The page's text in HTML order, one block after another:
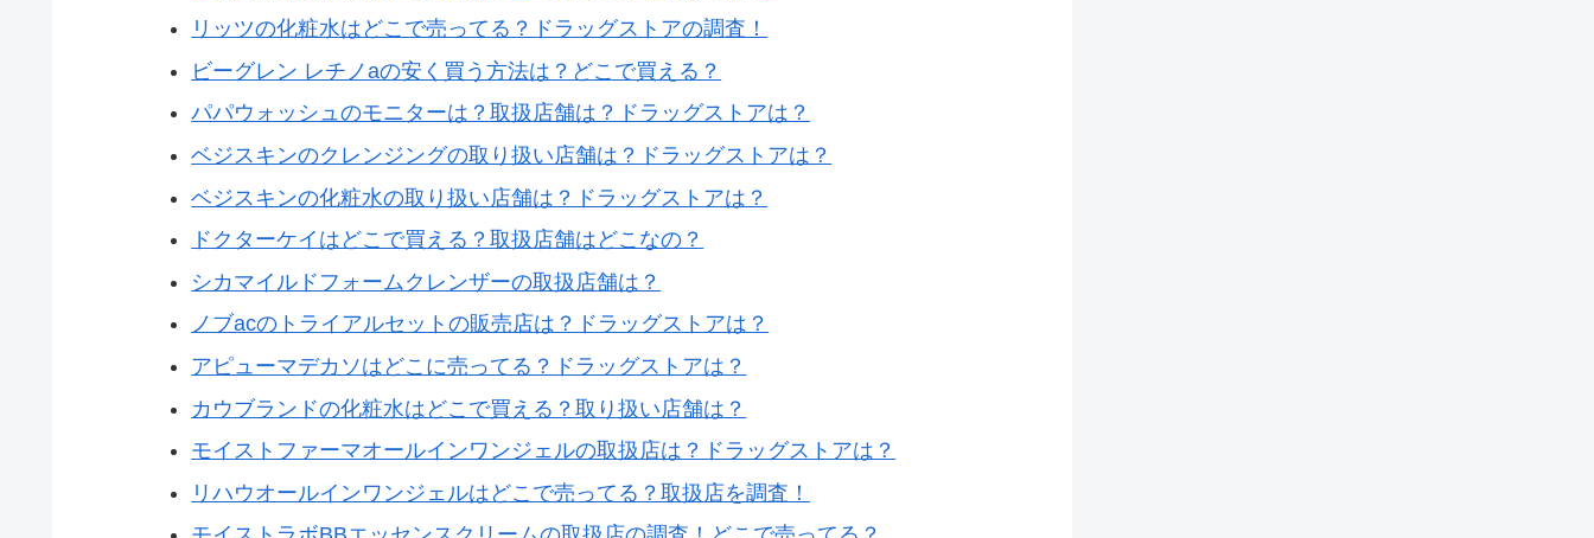
リッツの化粧水はどこで売ってる？ドラッグストアの調査！
ビーグレン レチノaの安く買う方法は？どこで買える？
パパウォッシュのモニターは？取扱店舗は？ドラッグストアは？
ベジスキンのクレンジングの取り扱い店舗は？ドラッグストアは？
ベジスキンの化粧水の取り扱い店舗は？ドラッグストアは？
ドクターケイはどこで買える？取扱店舗はどこなの？
シカマイルドフォームクレンザーの取扱店舗は？
ノブacのトライアルセットの販売店は？ドラッグストアは？
アピューマデカソはどこに売ってる？ドラッグストアは？
カウブランドの化粧水はどこで買える？取り扱い店舗は？
モイストファーマオールインワンジェルの取扱店は？ドラッグストアは？
リハウオールインワンジェルはどこで売ってる？取扱店を調査！